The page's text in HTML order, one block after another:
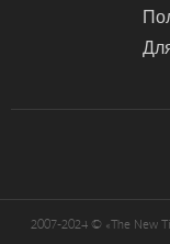
2007-2024 © «The New